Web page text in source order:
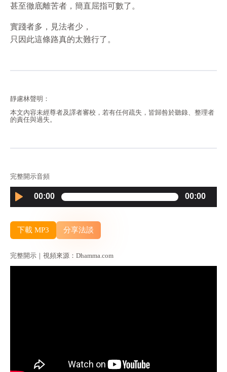
甚至徹底離苦者，簡直屈指可數了。
實踐者多，見法者少，
只因此這條路真的太難行了。
靜慮林聲明：
本文內容未經尊者及譯者審校，若有任何疏失，皆歸咎於聽錄、整理者
的責任與過失。
完整開示音頻
Audio
Player
00:00 00:00
下載 MP3 分享法談
完整開示｜視頻來源：Dhamma.com